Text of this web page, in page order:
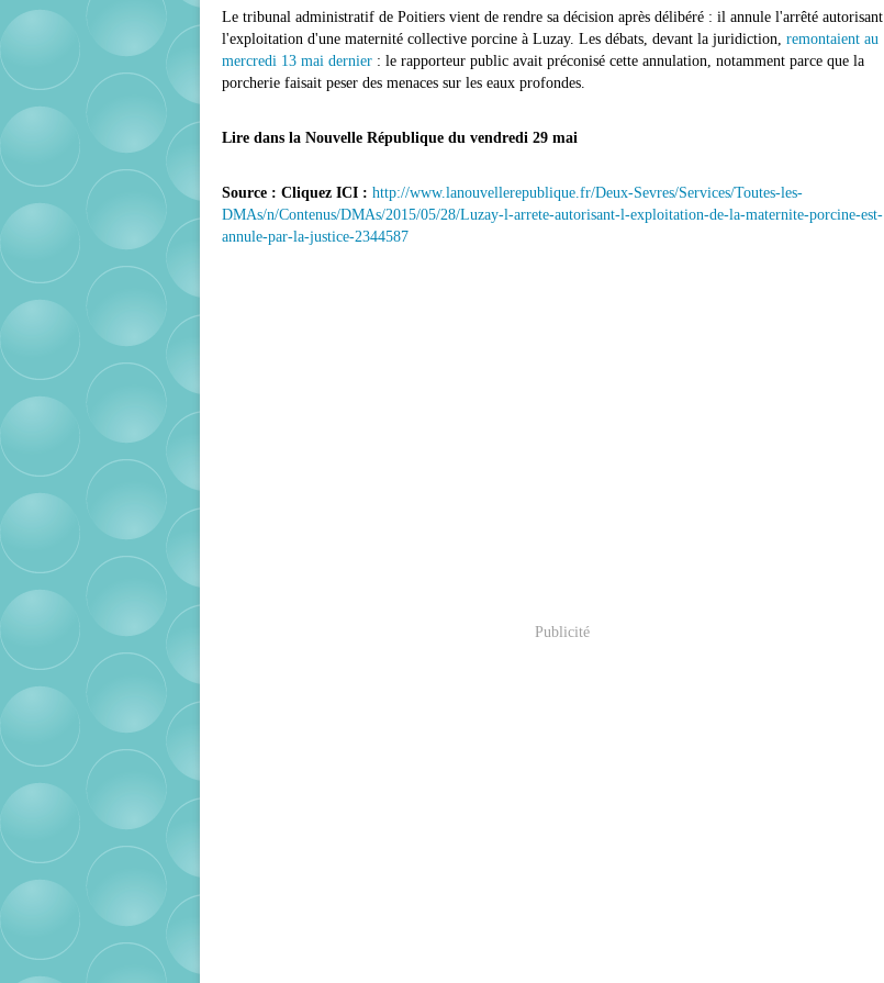
Le tribunal administratif de Poitiers vient de rendre sa décision après délibéré : il annule l'arrêté autorisant
l'exploitation d'une maternité collective porcine à Luzay. Les débats, devant la juridiction, remontaient au
mercredi 13 mai dernier : le rapporteur public avait préconisé cette annulation, notamment parce que la
porcherie faisait peser des menaces sur les eaux profondes.
Lire dans la Nouvelle République du vendredi 29 mai
Source : Cliquez ICI : http://www.lanouvellerepublique.fr/Deux-Sevres/Services/Toutes-les-
DMAs/n/Contenus/DMAs/2015/05/28/Luzay-l-arrete-autorisant-l-exploitation-de-la-maternite-porcine-est-
annule-par-la-justice-2344587
Publicité